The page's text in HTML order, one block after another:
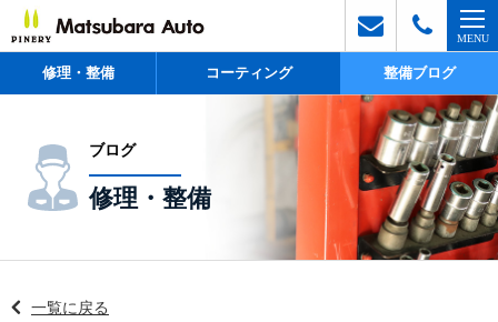
修理・整備 コーティング 整備ブログ
ブログ
修理・整備
一覧に戻る